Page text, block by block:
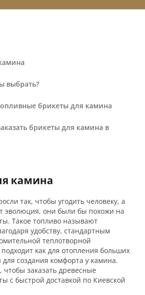
выбрать?
брикеты для камина
брикеты для камина в
камина
так, чтобы угодить человеку, а
эволюция, они были бы похожи на
Такое топливо называют
удобству, стандартным
теплотворной
как для отопления больших
создания комфорта у камина.
чтобы заказать древесные
с быстрой доставкой по Киевской